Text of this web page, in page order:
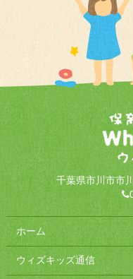
千葉県市川市市
ホーム
ウィズキッズ通信